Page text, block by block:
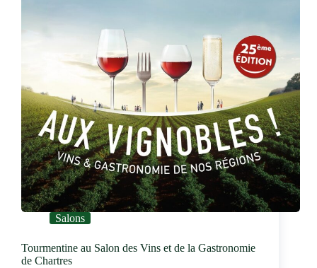
Salons
Tourmentine au Salon des Vins et de la Gastronomie
de Chartres